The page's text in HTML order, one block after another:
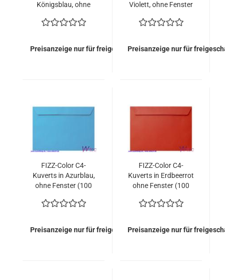
Königsblau, ohne
= 126,00 EURO)
Preisanzeige nur für freigeschaltete Kunden
Violett, ohne Fenster
126,00 EURO)
Preisanzeige nur für
FIZZ-Color C4-
Kuverts in Azurblau,
ohne Fenster (100
EURO)
Preisanzeige nur für freigeschaltete Kunden
FIZZ-Color C4-
Kuverts in Erdbeerrot
ohne Fenster (100
EURO)
Preisanzeige nur für